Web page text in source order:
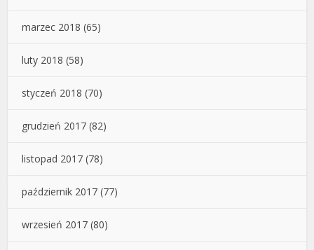
marzec 2018 (65)
luty 2018 (58)
styczeń 2018 (70)
grudzień 2017 (82)
listopad 2017 (78)
październik 2017 (77)
wrzesień 2017 (80)